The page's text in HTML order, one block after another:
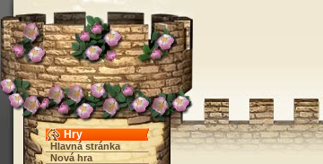
Hry
Hlavná stránka
Nová hra